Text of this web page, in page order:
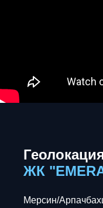
ЖК
Мерсин/